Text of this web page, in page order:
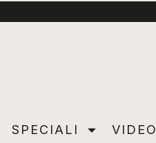
ADVERTORIAL
SPECIALI
VIDEO